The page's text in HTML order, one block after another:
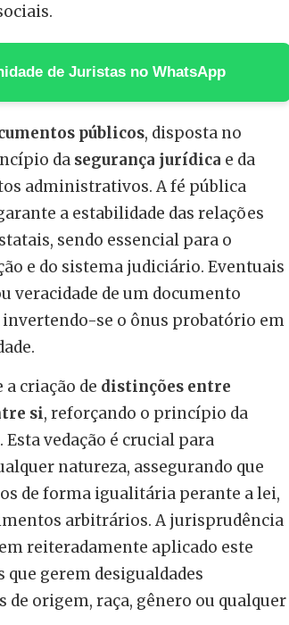
de Juristas no WhatsApp
públicos, disposta no
da segurança jurídica e da
administrativos. A fé pública
a estabilidade das relações
sendo essencial para o
e do sistema judiciário. Eventuais
veracidade de um documento
se o ônus probatório em
a criação de distinções entre
si, reforçando o princípio da
Esta vedação é crucial para
natureza, assegurando que
de forma igualitária perante a lei,
arbitrários. A jurisprudência
reiteradamente aplicado este
gerem desigualdades
origem, raça, gênero ou qualquer